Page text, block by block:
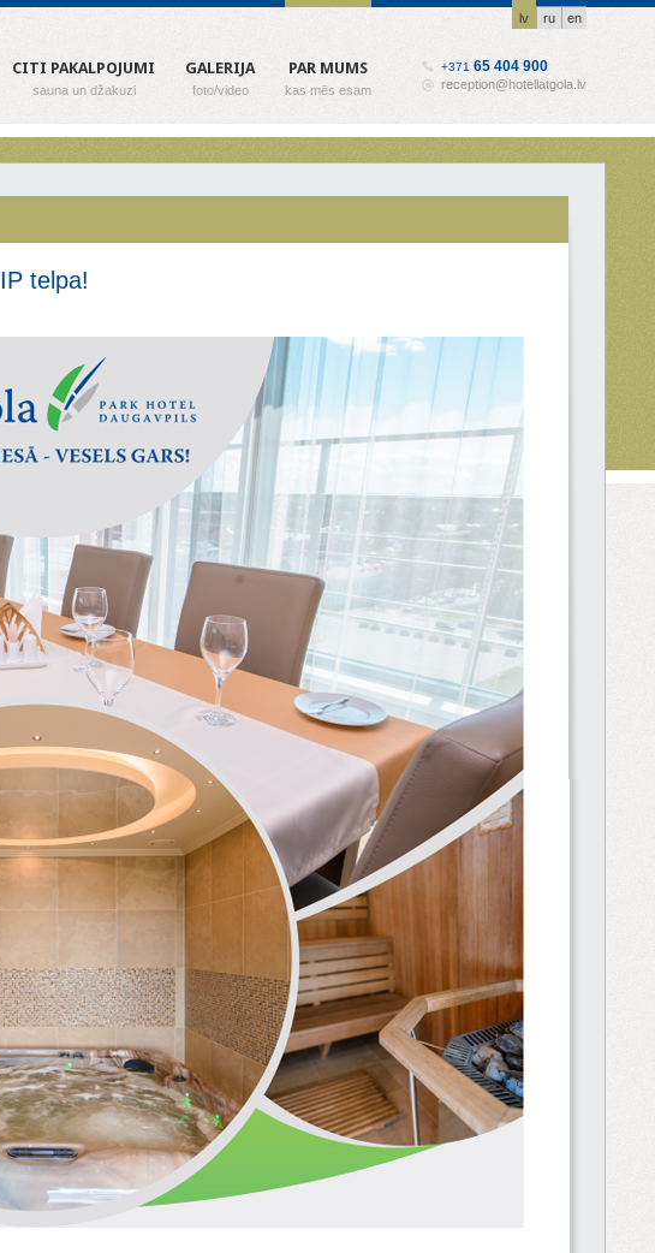
lv ru en
+371 65 404 900
reception@hotellatgola.lv
CITI PAKALPOJUMI
sauna un džakuzi
GALERIJA
foto/video
PAR MUMS
kas mēs esam
telpa!